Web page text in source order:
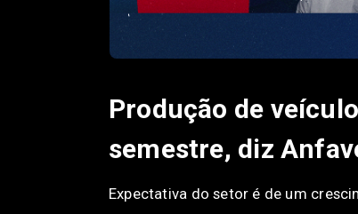
Produção de
semestre, diz
Expectativa do setor é de um